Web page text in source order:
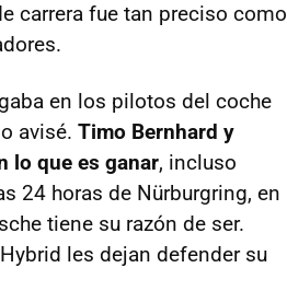
carrera fue tan preciso como
en los pilotos del coche
avisé. Timo Bernhard y
lo que es ganar, incluso
24 horas de Nürburgring, en
tiene su razón de ser.
les dejan defender su